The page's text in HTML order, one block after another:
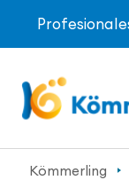
Kömmerling